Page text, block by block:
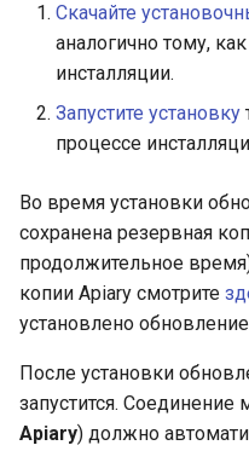
Скачайте
аналогично тому,
инсталляции.
Запустите установку
процессе
Во время установки
сохранена резервная
продолжительное
копии Apiary смотрите
установлено
После установки
запустится.
Apiary) должно